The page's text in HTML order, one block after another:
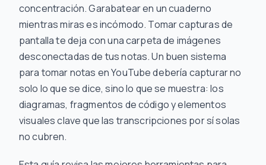
concentración. Garabatear en un cuaderno
mientras miras es incómodo. Tomar capturas de
pantalla te deja con una carpeta de imágenes
desconectadas de tus notas. Un buen sistema
para tomar notas en YouTube debería capturar no
solo lo que se dice, sino lo que se muestra: los
diagramas, fragmentos de código y elementos
visuales clave que las transcripciones por sí solas
no cubren.